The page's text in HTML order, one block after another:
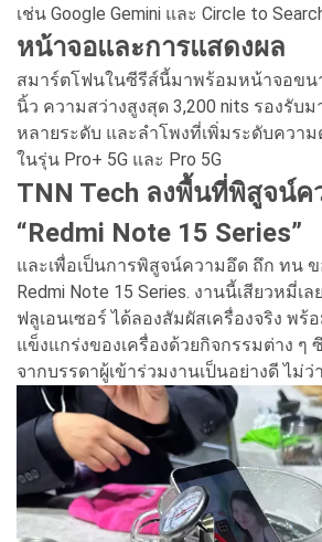
เช่น Google Gemini และ Circle to
หน้าจอและการแสดงผล
สมาร์ตโฟนในซีรีส์นี้มาพร้อมหน้าจอขน
นิ้ว ความสว่างสูงสุด 3,200 nits รองรับ
หลายระดับ และลำโพงที่เพิ่มระดับความ
ในรุ่น Pro+ 5G และ Pro 5G
TNN Tech ลงพื้นที่พิสูจน์ค
“Redmi Note 15 Series”
และเพื่อเป็นการพิสูจน์ความอึด ถึก ทน
Redmi Note 15 Series. งานนี้เสียวหมี่เ
ฟลูเอนเซอร์ ได้ลองสัมผัสเครื่องจริง พ
แข็งแกร่งของเครื่องด้วยกิจกรรมต่าง ๆ
จากบรรดาผู้เข้าร่วมงานเป็นอย่างดี ไม่ว่